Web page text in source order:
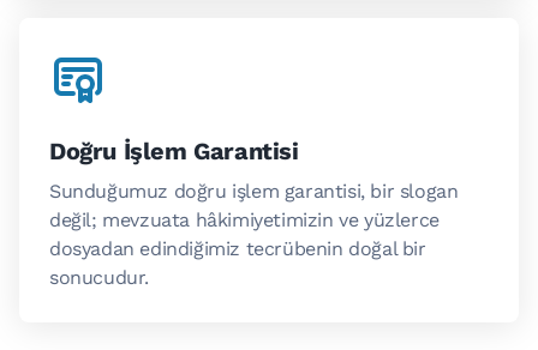
Doğru İşlem Garantisi
Sunduğumuz doğru işlem garantisi, bir slogan
değil; mevzuata hâkimiyetimizin ve yüzlerce
dosyadan edindiğimiz tecrübenin doğal bir
sonucudur.